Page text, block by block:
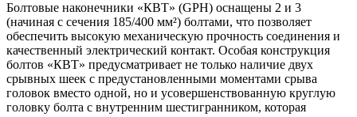
Болтовые наконечники «КВТ» (GPH) оснащены 2 и 3
(начиная с сечения 185/400 мм²) болтами, что позволяет
обеспечить высокую механическую прочность соединения и
качественный электрический контакт. Особая конструкция
болтов «КВТ» предусматривает не только наличие двух
срывных шеек с предустановленными моментами срыва
головок вместо одной, но и усовершенствованную круглую
головку болта с внутренним шестигранником, которая